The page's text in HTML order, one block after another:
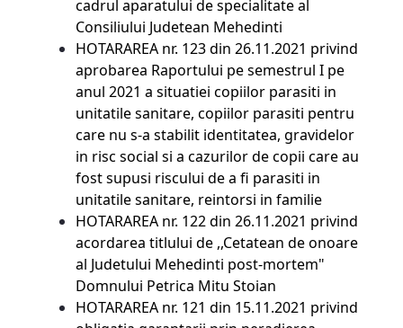
cadrul aparatului de specialitate al
Consiliului Judetean Mehedinti
HOTARAREA nr. 123 din 26.11.2021 privind
aprobarea Raportului pe semestrul I pe
anul 2021 a situatiei copiilor parasiti in
unitatile sanitare, copiilor parasiti pentru
care nu s-a stabilit identitatea, gravidelor
in risc social si a cazurilor de copii care au
fost supusi riscului de a fi parasiti in
unitatile sanitare, reintorsi in familie
HOTARAREA nr. 122 din 26.11.2021 privind
acordarea titlului de ,,Cetatean de onoare
al Judetului Mehedinti post-mortem"
Domnului Petrica Mitu Stoian
HOTARAREA nr. 121 din 15.11.2021 privind